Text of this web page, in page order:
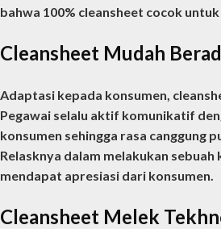
bahwa 100% cleansheet cocok
Cleansheet Mudah
Adaptasi kepada konsumen,
Pegawai selalu aktif komunikatif
konsumen sehingga rasa canggung
Relasknya dalam melakukan
mendapat apresiasi dari konsumen.
Cleansheet Melek